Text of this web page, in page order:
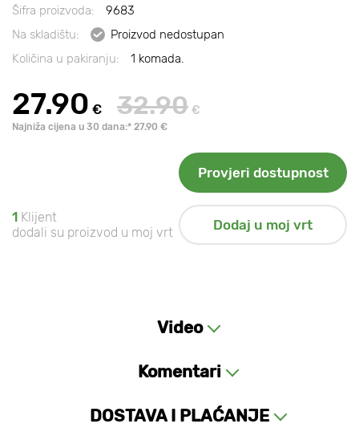
Šifra proizvoda:
9683
Na skladištu:
Proizvod nedostupan
Količina u pakiranju:
1 komada.
27.90 € 32.90 €
Najniža cijena u 30 dana:* 27.90 €
Provjeri dostupnost
1 Klijent
dodali su proizvod u moj vrt
Dodaj u moj vrt
Video
Komentari
DOSTAVA I PLAĆANJE